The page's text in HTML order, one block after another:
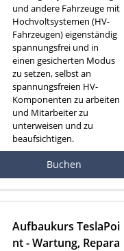
und andere Fahrzeuge mit
Hochvoltsystemen (HV-
Fahrzeugen) eigenständig
spannungsfrei und in
einen gesicherten Modus
zu setzen, selbst an
spannungsfreien HV-
Komponenten zu arbeiten
und Mitarbeiter zu
unterweisen und zu
beaufsichtigen.
atte 1D, 6260 Reiden
Buchen
Aufbaukurs TeslaPoi
nt - Wartung, Repara